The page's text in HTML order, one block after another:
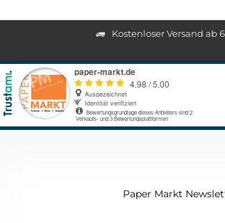
Kostenloser Versand ab
Paper Markt